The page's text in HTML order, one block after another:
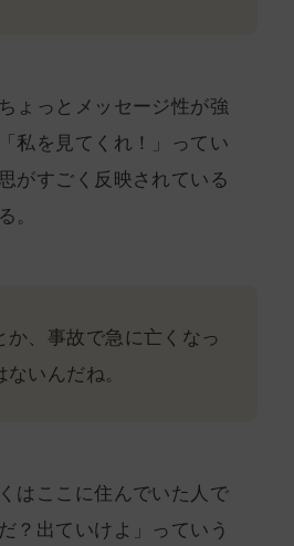
ょっとメッセージ性が強
私を見てくれ！」ってい
がすごく反映されている
。
か、事故で急に亡くなっ
いんだね。
はここに住んでいた人で
？出ていけよ」っていう